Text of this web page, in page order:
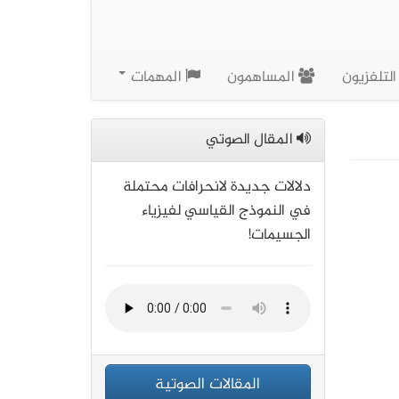
التلفزيون المساهمون المهمات
المقال الصوتي
دلالات جديدة لانحرافات محتملة
في النموذج القياسي لفيزياء
الجسيمات!
المقالات الصوتية